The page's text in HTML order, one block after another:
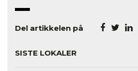
Del artikkelen på
SISTE LOKALER